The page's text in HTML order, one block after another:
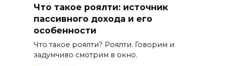
Что такое роялти: источник
пассивного дохода и его
особенности
Что такое роялти? Роялти. Говорим и
задумчиво смотрим в окно.